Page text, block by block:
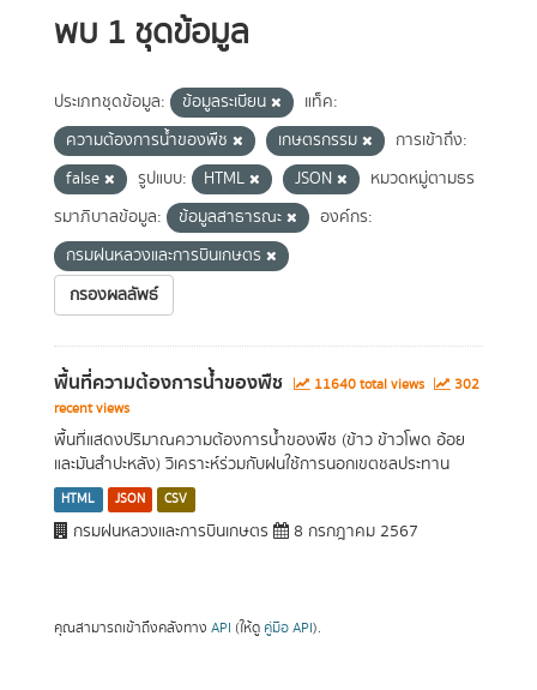
พบ 1 ชุดข้อมูล
ประเภทชุดข้อมูล: ข้อมูลระเบียน
แท็ค:
ความต้องการน้ำของพืช
เกษตรกรรม
การเข้าถึง:
false
รูปแบบ: HTML JSON
หมวดหมู่ตามธร
รมาภิบาลข้อมูล:
ข้อมูลสาธารณะ
องค์กร:
กรมฝนหลวงและการบินเกษตร
กรองผลลัพธ์
พื้นที่ความต้องการน้ำของพืช 11640 total views
302
recent views
พื้นที่แสดงปริมาณความต้องการน้ำของพืช (ข้าว ข้าวโพด อ้อย
และมันสำปะหลัง) วิเคราะห์ร่วมกับฝนใช้การนอกเขตชลประทาน
HTML JSON CSV
กรมฝนหลวงและการบินเกษตร 8 กรกฎาคม 2567
คุณสามารถเข้าถึงคลังทาง API (ให้ดู คู่มือ API).